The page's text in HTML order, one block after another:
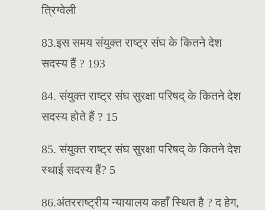
त्रिग्वेली
83.इस समय संयुक्त राष्ट्र संघ के कितने देश
सदस्य हैं ? 193
84. संयुक्त राष्ट्र संघ सुरक्षा परिषद् के कितने देश
सदस्य होते हैं ? 15
85. संयुक्त राष्ट्र संघ सुरक्षा परिषद् के कितने देश
स्थाई सदस्य हैं? 5
86.अंतरराष्ट्रीय न्यायालय कहाँ स्थित है ? द हेग,